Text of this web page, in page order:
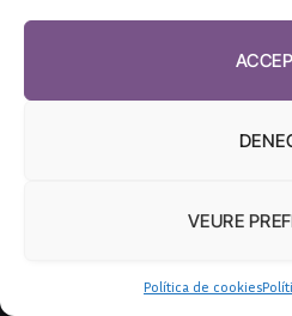
VEURE
Política de cookies